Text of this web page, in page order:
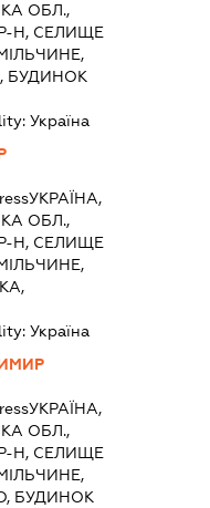
ОБЛ.,
Н, СЕЛИЩЕ
БУДИНОК
Україна
УКРАЇНА,
ОБЛ.,
Н, СЕЛИЩЕ
Україна
УКРАЇНА,
ОБЛ.,
Н, СЕЛИЩЕ
БУДИНОК